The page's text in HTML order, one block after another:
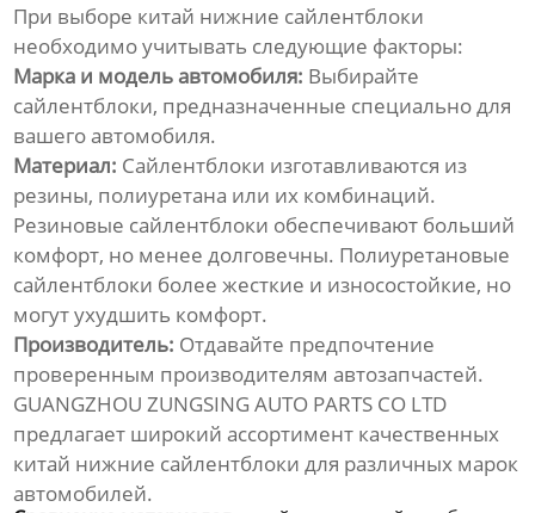
При выборе китай нижние сайлентблоки
необходимо учитывать следующие факторы:
Марка и модель автомобиля: Выбирайте
сайлентблоки, предназначенные специально для
вашего автомобиля.
Материал: Сайлентблоки изготавливаются из
резины, полиуретана или их комбинаций.
Резиновые сайлентблоки обеспечивают больший
комфорт, но менее долговечны. Полиуретановые
сайлентблоки более жесткие и износостойкие, но
могут ухудшить комфорт.
Производитель: Отдавайте предпочтение
проверенным производителям автозапчастей.
GUANGZHOU ZUNGSING AUTO PARTS CO LTD
предлагает широкий ассортимент качественных
китай нижние сайлентблоки для различных марок
автомобилей.